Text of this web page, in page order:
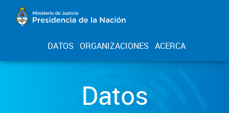
DATOS ORGANIZACIONES ACERCA
Datos